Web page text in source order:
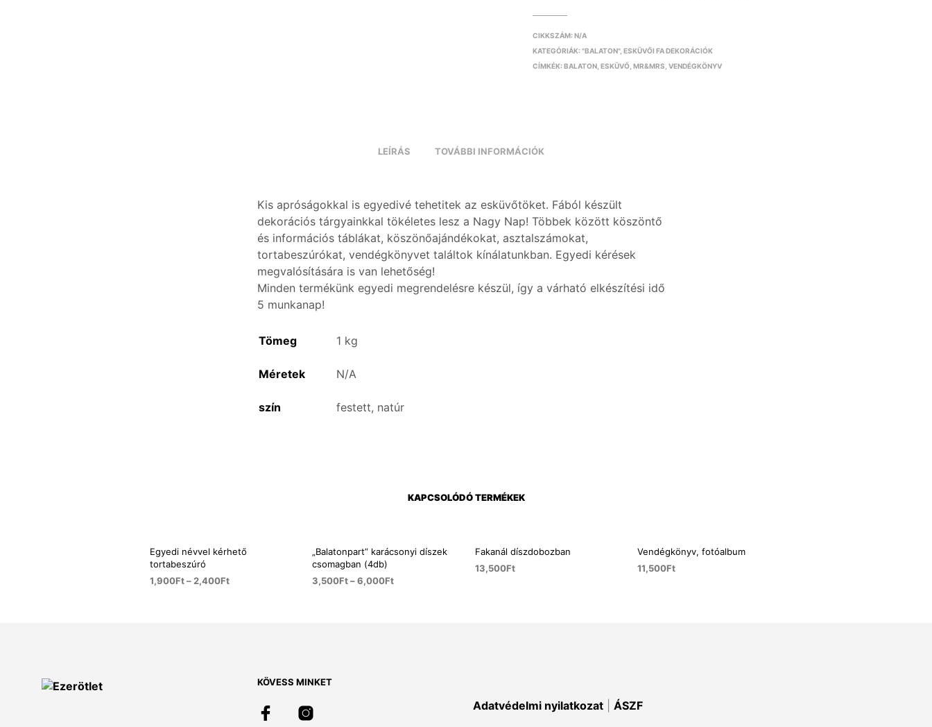
CIKKSZÁM:N/A
KATEGÓRIÁK:"BALATON",ESKÜVŐI FA DEKORÁCIÓK
CÍMKÉK:BALATON ,ESKÜVŐ ,MR&MRS ,VENDÉGKÖNYV
LEÍRÁS TOVÁBBI INFORMÁCIÓK
Kis apróságokkal is egyedivé tehetitek az esküvőtöket. Fából készült
dekorációs tárgyainkkal tökéletes lesz a Nagy Nap! Többek között köszöntő
és információs táblákat, köszönőajándékokat, asztalszámokat,
tortabeszúrókat, vendégkönyvet találtok kínálatunkban. Egyedi kérések
megvalósítására is van lehetőség!
Minden termékünk egyedi megrendelésre készül, így a várható elkészítési idő
5 munkanap!
Tömeg 1 kg
Méretek N/A
szín festett, natúr
KAPCSOLÓDÓ TERMÉKEK
Egyedi névvel kérhető
tortabeszúró
1,900Ft– 2,400Ft
van.
változatok
„Balatonpart” karácsonyi díszek
csomagban (4db)
3,500Ft–6,000Ft
Fakanál díszdobozban
13,500Ft
Vendégkönyv, fotóalbum
11,500Ft
KÖVESS MINKET
Adatvédelmi nyilatkozat ÁSZF